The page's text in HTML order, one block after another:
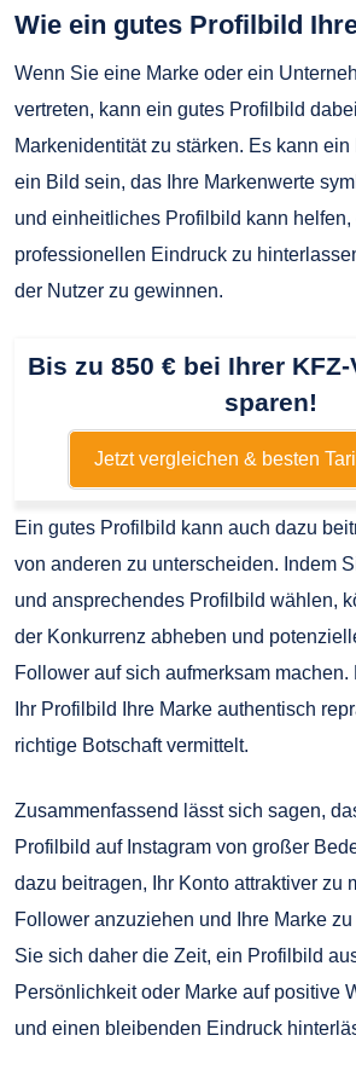
Wie ein gutes Profilbild
Wenn Sie eine Marke oder ein
vertreten, kann ein gutes Profilbild
Markenidentität zu stärken. Es kann
ein Bild sein, das Ihre Markenwerte
und einheitliches Profilbild kann helfen,
professionellen Eindruck zu
der Nutzer zu gewinnen.
Bis zu 850 € bei Ihrer
sparen!
Jetzt vergleichen & besten
Ein gutes Profilbild kann auch dazu
von anderen zu unterscheiden. Indem
und ansprechendes Profilbild wählen,
der Konkurrenz abheben und
Follower auf sich aufmerksam
Ihr Profilbild Ihre Marke authentisch
richtige Botschaft vermittelt.
Zusammenfassend lässt sich sagen,
Profilbild auf Instagram von großer
dazu beitragen, Ihr Konto attraktiver zu
Follower anzuziehen und Ihre Marke
Sie sich daher die Zeit, ein Profilbild
Persönlichkeit oder Marke auf positive
und einen bleibenden Eindruck